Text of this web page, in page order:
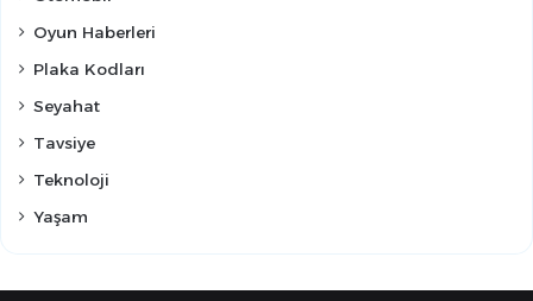
Oyun Haberleri
Plaka Kodları
Seyahat
Tavsiye
Teknoloji
Yaşam